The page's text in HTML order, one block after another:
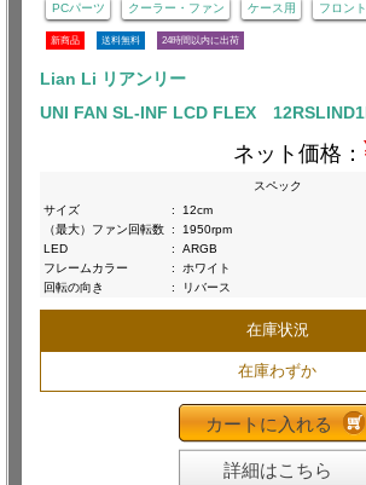
PCパーツ クーラー・ファン ケース用 フロン
新商品 送料無料 24時間以内に出荷
Lian Li リアンリー
UNI FAN SL-INF LCD FLEX
ネット価格：
スペック
サイズ
:
12cm
（最大）ファン回転数 :
1950rpm
LED
:
ARGB
フレームカラー
:
ホワイト
回転の向き
: リバース
在庫状況
在庫わずか
カートに入れる
詳細はこちら